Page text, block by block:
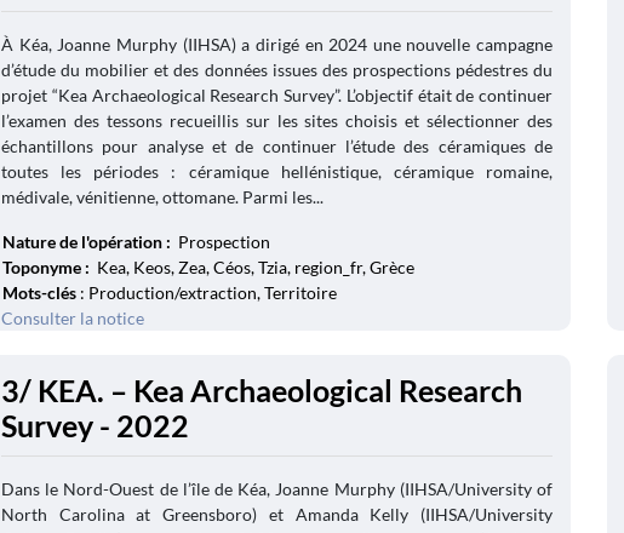
À Kéa, Joanne Murphy (IIHSA) a dirigé en 2024 une nouvelle campagne
d’étude du mobilier et des données issues des prospections pédestres du
projet “Kea Archaeological Research Survey”. L’objectif était de continuer
l’examen des tessons recueillis sur les sites choisis et sélectionner des
échantillons pour analyse et de continuer l’étude des céramiques de
toutes les périodes : céramique hellénistique, céramique romaine,
médivale, vénitienne, ottomane. Parmi les...
Nature de l'opération : Prospection
Toponyme : Kea, Keos, Zea, Céos, Tzia, region_fr, Grèce
Mots-clés : Production/extraction, Territoire
Consulter la notice
3/ KEA. – Kea Archaeological Research
Survey - 2022
Dans le Nord-Ouest de l’île de Kéa, Joanne Murphy (IIHSA/University of
North Carolina at Greensboro) et Amanda Kelly (IIHSA/University